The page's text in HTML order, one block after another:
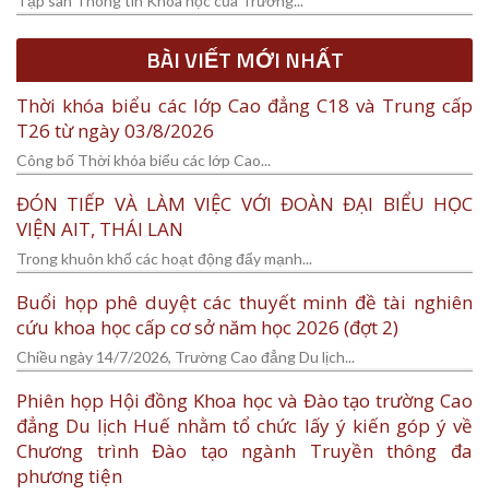
BÀI VIẾT MỚI NHẤT
Thời khóa biểu các lớp Cao đẳng C18 và Trung cấp
T26 từ ngày 03/8/2026
Công bố Thời khóa biểu các lớp Cao...
ĐÓN TIẾP VÀ LÀM VIỆC VỚI ĐOÀN ĐẠI BIỂU HỌC
VIỆN AIT, THÁI LAN
Trong khuôn khổ các hoạt động đẩy mạnh...
Buổi họp phê duyệt các thuyết minh đề tài nghiên
cứu khoa học cấp cơ sở năm học 2026 (đợt 2)
Chiều ngày 14/7/2026, Trường Cao đẳng Du lịch...
Phiên họp Hội đồng Khoa học và Đào tạo trường Cao
đẳng Du lịch Huế nhằm tổ chức lấy ý kiến góp ý về
Chương trình Đào tạo ngành Truyền thông đa
phương tiện